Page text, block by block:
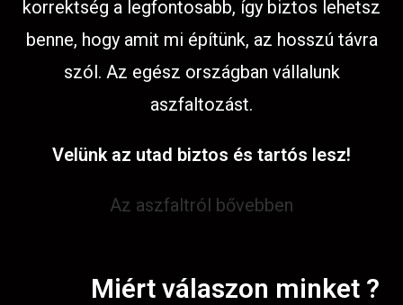
korrektség a legfontosabb, így biztos lehetsz
benne, hogy amit mi építünk, az hosszú távra
szól. Az egész országban vállalunk
aszfaltozást.
Velünk az utad biztos és tartós lesz!
Az aszfaltról bővebben
Miért válaszon minket ?